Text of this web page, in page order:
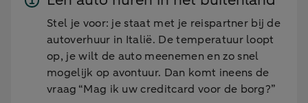
Stel je voor: je staat met je reispartner bij de
autoverhuur in Italië. De temperatuur loopt
op, je wilt de auto meenemen en zo snel
mogelijk op avontuur. Dan komt ineens de
vraag “Mag ik uw creditcard voor de borg?”